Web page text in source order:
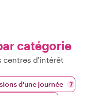
catégorie
centres d'intérêt
d'une journée 7